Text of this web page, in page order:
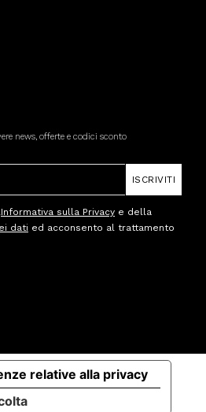
news, offerte e codici sconto
ISCRIVITI
Informativa sulla Privacy e della
dati ed acconsento al trattamento
relative alla privacy